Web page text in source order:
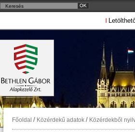
Főoldal / Közérdekű adatok / Közérdekből